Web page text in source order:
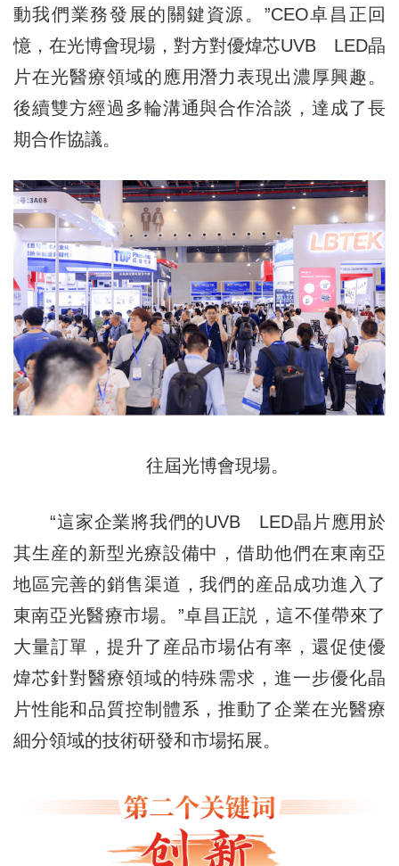
動我們業務發展的關鍵資源。”CEO卓昌正回
憶，在光博會現場，對方對優煒芯UVB LED晶
片在光醫療領域的應用潛力表現出濃厚興趣。
後續雙方經過多輪溝通與合作洽談，達成了長
期合作協議。
往屆光博會現場。
“這家企業將我們的UVB LED晶片應用於
其生産的新型光療設備中，借助他們在東南亞
地區完善的銷售渠道，我們的産品成功進入了
東南亞光醫療市場。”卓昌正説，這不僅帶來了
大量訂單，提升了産品市場佔有率，還促使優
煒芯針對醫療領域的特殊需求，進一步優化晶
片性能和品質控制體系，推動了企業在光醫療
細分領域的技術研發和市場拓展。